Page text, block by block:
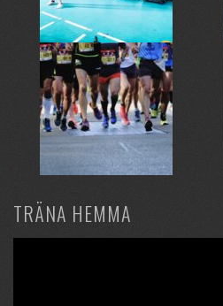
TRÄNA HEMMA